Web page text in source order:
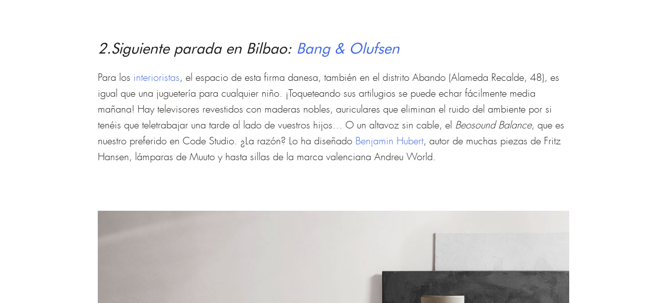
2.Siguiente parada en Bilbao: Bang & Olufsen
Para los interioristas, el espacio de esta firma danesa, también en el distrito Abando (Alameda Recalde, 48), es
igual que una juguetería para cualquier niño. ¡Toqueteando sus artilugios se puede echar fácilmente media
mañana! Hay televisores revestidos con maderas nobles, auriculares que eliminan el ruido del ambiente por si
tenéis que teletrabajar una tarde al lado de vuestros hijos… O un altavoz sin cable, el Beosound Balance, que es
nuestro preferido en Code Studio. ¿La razón? Lo ha diseñado Benjamin Hubert, autor de muchas piezas de Fritz
Hansen, lámparas de Muuto y hasta sillas de la marca valenciana Andreu World.